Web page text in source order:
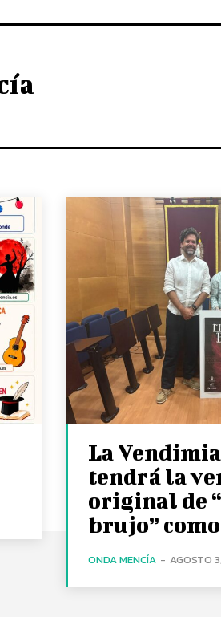
La
tendrá la
original de
brujo”
ONDA MENCÍA - AGOSTO